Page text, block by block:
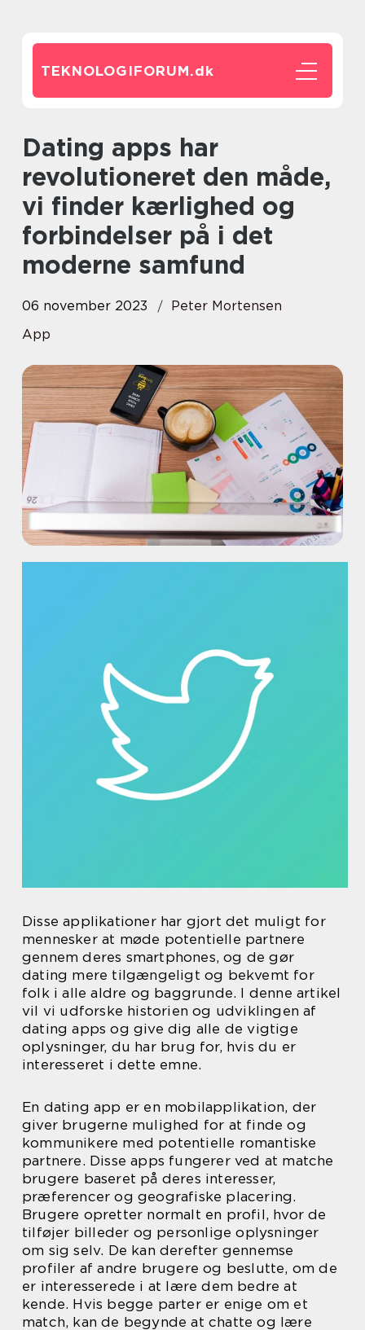
TEKNOLOGIFORUM.dk
Dating apps har
revolutioneret den måde,
vi finder kærlighed og
forbindelser på i det
moderne samfund
06 november 2023
Peter Mortensen
App
Disse applikationer har gjort det muligt for
mennesker at møde potentielle partnere
gennem deres smartphones, og de gør
dating mere tilgængeligt og bekvemt for
folk i alle aldre og baggrunde. I denne artikel
vil vi udforske historien og udviklingen af
dating apps og give dig alle de vigtige
oplysninger, du har brug for, hvis du er
interesseret i dette emne.
En dating app er en mobilapplikation, der
giver brugerne mulighed for at finde og
kommunikere med potentielle romantiske
partnere. Disse apps fungerer ved at matche
brugere baseret på deres interesser,
præferencer og geografiske placering.
Brugere opretter normalt en profil, hvor de
tilføjer billeder og personlige oplysninger
om sig selv. De kan derefter gennemse
profiler af andre brugere og beslutte, om de
er interesserede i at lære dem bedre at
kende. Hvis begge parter er enige om et
match, kan de begynde at chatte og lære